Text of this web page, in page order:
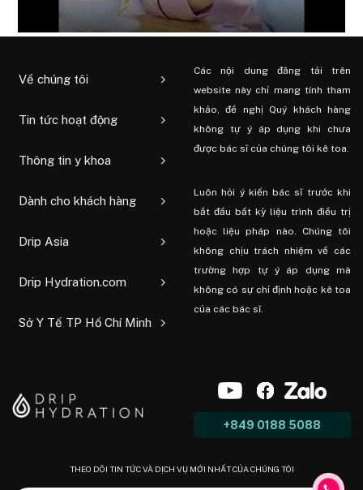
Về chúng tôi
Tin tức hoạt động
Thông tin y khoa
Dành cho khách hàng
Drip Asia
Drip Hydration.com
Sở Y Tế TP Hồ Chí Minh
Các nội dung đăng tải trên
website này chỉ mang tính tham
khảo, đề nghị Quý khách hàng
không tự ý áp dụng khi chưa
được bác sĩ của chúng tôi kê toa.
Luôn hỏi ý kiến ​​bác sĩ trước khi
bắt đầu bất kỳ liệu trình điều trị
hoặc liệu pháp nào. Chúng tôi
không chịu trách nhiệm về các
trường hợp tự ý áp dụng mà
không có sự chỉ định hoặc kê toa
của các bác sĩ.
+849 0188 5088
THEO DÕI TIN TỨC VÀ DỊCH VỤ MỚI NHẤT CỦA CHÚNG TÔI